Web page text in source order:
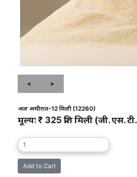
< >
अल अमीरात-12 मिली (12260)
मूल्यः ₹ 325 प्रति मिली (जी. एस.